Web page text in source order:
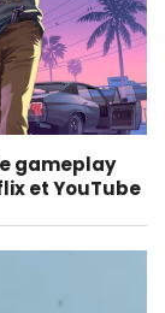
gameplay
et YouTube